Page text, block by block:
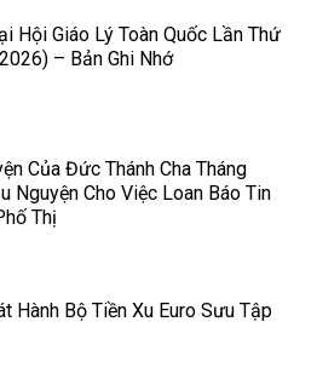
Hội Giáo Lý Toàn Quốc Lần Thứ
– Bản Ghi Nhớ
Của Đức Thánh Cha Tháng
Nguyện Cho Việc Loan Báo Tin
Thị
Hành Bộ Tiền Xu Euro Sưu Tập